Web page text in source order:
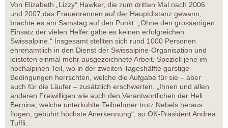
Von Elizabeth „Lizzy“ Hawker, die zum dritten Mal nach 2006
und 2007 das Frauenrennen auf der Hauptdistanz gewann,
brachte es am Samstag auf den Punkt: „Ohne den grossartigen
Einsatz der vielen Helfer gäbe es keinen erfolgreichen
Swissalpine.“ Insgesamt stellten sich rund 1000 Personen
ehrenamtlich in den Dienst der Swissalpine-Organisation und
leisteten einmal mehr ausgezeichnete Arbeit. Speziell jene im
hochalpinen Teil, wo in der zweiten Tageshälfte garstige
Bedingungen herrschten, welche die Aufgabe für sie – aber
auch für die Läufer – zusätzlich erschwerten. „Ihnen und allen
anderen Freiwilligen wie auch den Verantwortlichen der Heli
Bernina, welche unterkühlte Teilnehmer trotz Nebels heraus
flogen, gebührt höchste Anerkennung“, so OK-Präsident Andrea
Tuffli.